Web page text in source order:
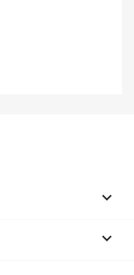

